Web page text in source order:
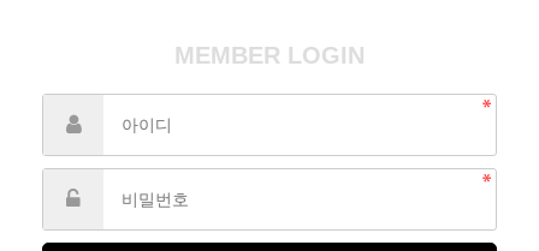
MEMBER LOGIN